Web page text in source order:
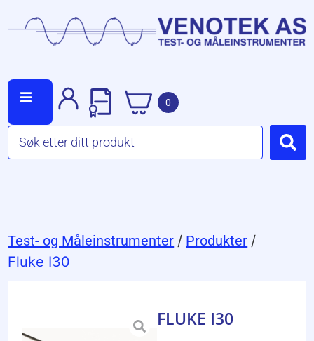
0
Test- og Måleinstrumenter / Produkter /
Fluke I30
FLUKE I30